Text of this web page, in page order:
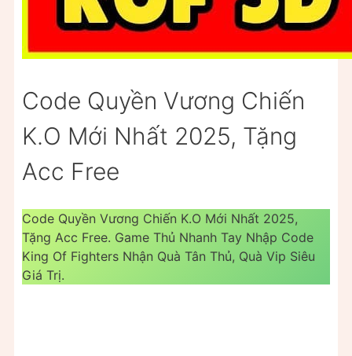
Code Quyền Vương Chiến
K.O Mới Nhất 2025, Tặng
Acc Free
Code Quyền Vương Chiến K.O Mới Nhất 2025,
Tặng Acc Free. Game Thủ Nhanh Tay Nhập Code
King Of Fighters Nhận Quà Tân Thủ, Quà Vip Siêu
Giá Trị.